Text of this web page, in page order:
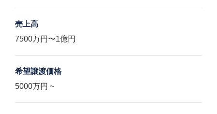
売上高
7500万円〜1億円
希望譲渡価格
5000万円 ~